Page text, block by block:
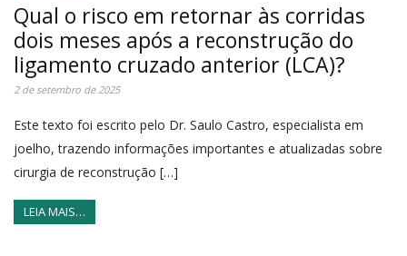
Qual o risco em retornar às corridas
dois meses após a reconstrução do
ligamento cruzado anterior (LCA)?
2 de setembro de 2025
Este texto foi escrito pelo Dr. Saulo Castro, especialista em
joelho, trazendo informações importantes e atualizadas sobre
cirurgia de reconstrução […]
LEIA MAIS…